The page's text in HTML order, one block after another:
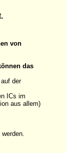
.
von
das
der
ICs im
aus allem)